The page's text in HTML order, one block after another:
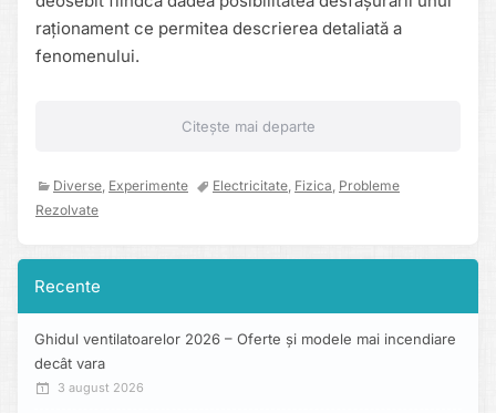
raționament ce permitea descrierea detaliată a
fenomenului.
Citește mai departe
Diverse Experimente Electricitate Fizica Probleme
Rezolvate
Recente
Ghidul ventilatoarelor 2026 – Oferte și modele mai incendiare
decât vara
3 august 2026